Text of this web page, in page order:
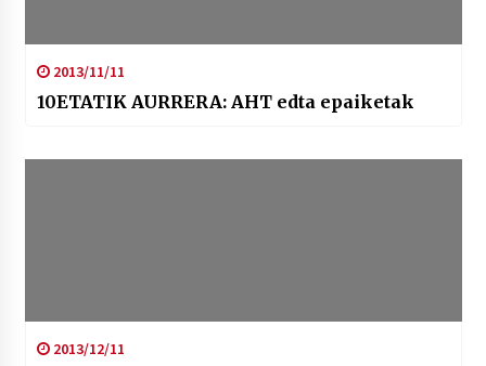
2013/11/11
10ETATIK AURRERA: AHT edta epaiketak
2013/12/11